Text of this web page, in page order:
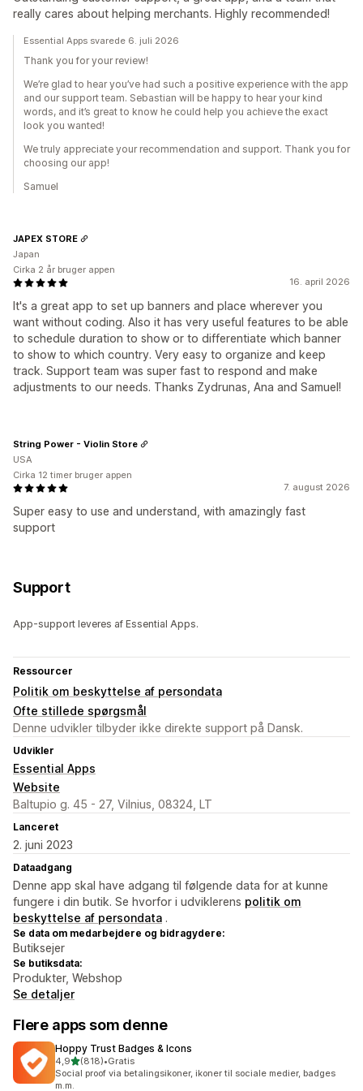
really cares about helping merchants. Highly recommended!
Essential Apps svarede 6. juli 2026
Thank you for your review!
We’re glad to hear you’ve had such a positive experience with the app
and our support team. Sebastian will be happy to hear your kind
words, and it’s great to know he could help you achieve the exact
look you wanted!
We truly appreciate your recommendation and support. Thank you for
choosing our app!
Samuel
16. april 2026
It's a great app to set up banners and place wherever you
want without coding. Also it has very useful features to be able
to schedule duration to show or to differentiate which banner
to show to which country. Very easy to organize and keep
track. Support team was super fast to respond and make
adjustments to our needs. Thanks Zydrunas, Ana and Samuel!
JAPEX STORE
Japan
Cirka 2 år bruger appen
7. august 2026
Super easy to use and understand, with amazingly fast
support
String Power - Violin Store
USA
Cirka 12 timer bruger appen
Support
App-support leveres af Essential Apps.
Ressourcer
Politik om beskyttelse af persondata
Ofte stillede spørgsmål
Denne udvikler tilbyder ikke direkte support på Dansk.
Udvikler
Essential Apps
Website
Baltupio g. 45 - 27, Vilnius, 08324, LT
Lanceret
2. juni 2023
Dataadgang
Denne app skal have adgang til følgende data for at kunne
fungere i din butik. Se hvorfor i udviklerens politik om
beskyttelse af persondata .
Se data om medarbejdere og bidragydere:
Butiksejer
Se butiksdata:
Produkter, Webshop
Se detaljer
Flere apps som denne
Hoppy Trust Badges & Icons
4,9ud af 5 stjerner
(818)
818 anmeldelser i alt
•Gratis
Social proof via betalingsikoner, ikoner til sociale medier, badges
m.m.